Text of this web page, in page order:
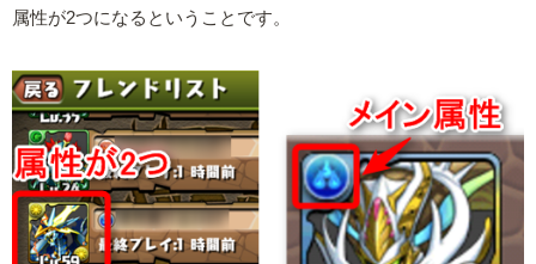
属性が2つになるということです。